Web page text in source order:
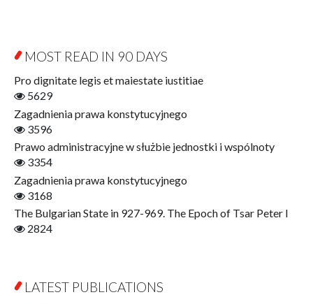
Open Access
Film! Scholars
Finance
Gerontology
Literary Interpretations
Jerzy Giedroyc and Witnesses of History
Winter of Life?
Linguistics
What Is Man?
MOST READ IN 90 DAYS
Pro dignitate legis et maiestate iustitiae
5629
Zagadnienia prawa konstytucyjnego
3596
Prawo administracyjne w służbie jednostki i wspólnoty
3354
Zagadnienia prawa konstytucyjnego
3168
The Bulgarian State in 927-969. The Epoch of Tsar Peter I
2824
LATEST PUBLICATIONS